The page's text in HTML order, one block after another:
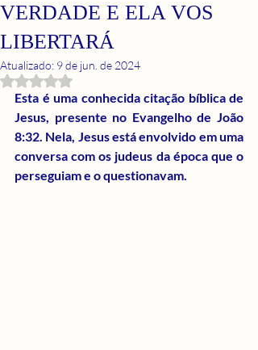
VERDADE E ELA VOS
LIBERTARÁ
Atualizado: 9 de jun. de 2024
Avaliado com NaN de 5 estrelas.
Esta é uma conhecida citação bíblica de
Jesus, presente no Evangelho de João
8:32. Nela, Jesus está envolvido em uma
conversa com os judeus da época que o
perseguiam e o questionavam.